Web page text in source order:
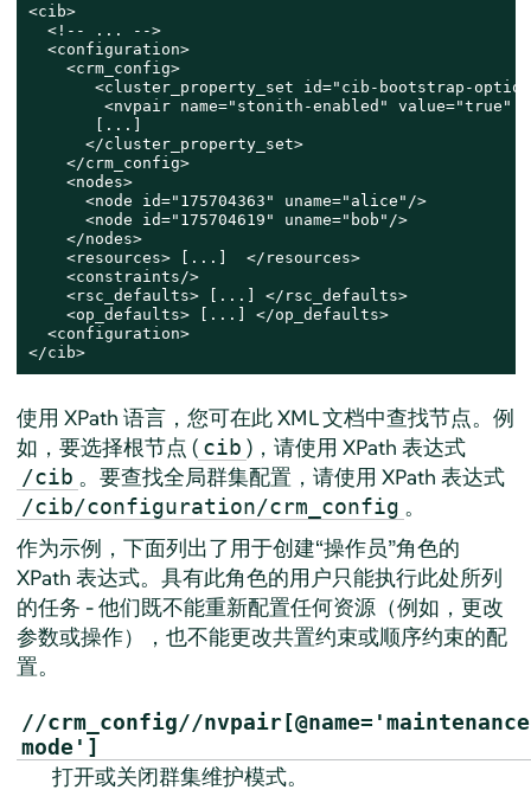
<cib>
  <!-- ... -->
  <configuration>
    <crm_config>
<cluster_property_set id="cib-bootstrap-
<nvpair name="stonith-enabled" value="true"
       [...]
      </cluster_property_set>
    </crm_config>
    <nodes>
      <node id="175704363" uname="alice"/>
      <node id="175704619" uname="bob"/>
    </nodes>
    <resources> [...]  </resources>
    <constraints/>
    <rsc_defaults> [...] </rsc_defaults>
    <op_defaults> [...] </op_defaults>
  <configuration>
</cib>
使用 XPath 语言，您可在此 XML 文档中查找节点。例
如，要选择根节点 ( cib )，请使用 XPath 表达式
/cib 。要查找全局群集配置，请使用 XPath 表达式
/cib/configuration/crm_config 。
作为示例，下面列出了用于创建“操作员”角色的
XPath 表达式。具有此角色的用户只能执行此处所列
的任务 - 他们既不能重新配置任何资源（例如，更改
参数或操作），也不能更改共置约束或顺序约束的配
置。
//crm_config//
mode']
打开或关闭群集维护模式。